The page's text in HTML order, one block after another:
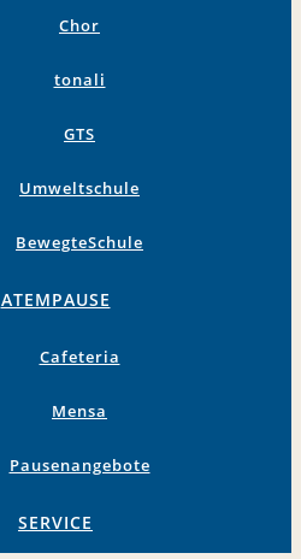
Chor
tonali
GTS
Umweltschule
BewegteSchule
ATEMPAUSE
Cafeteria
Mensa
Pausenangebote
SERVICE